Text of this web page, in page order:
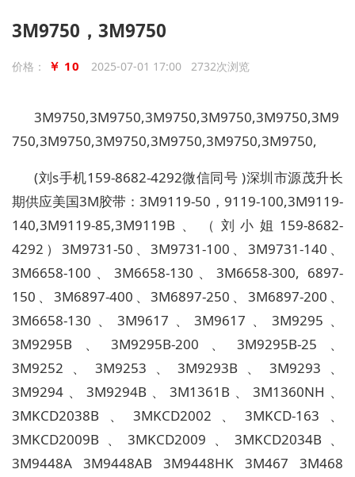
3M9750，3M9750
价格： ￥ 10 2025-07-01 17:00 2732次浏览
3M9750,3M9750,3M9750,3M9750,3M9750,3M9
750,3M9750,3M9750,3M9750,3M9750,3M9750,
(刘s手机159-8682-4292微信同号 )深圳市源茂升长
期供应美国3M胶带：3M9119-50，9119-100,3M9119-
140,3M9119-85,3M9119B、（刘小姐159-8682-
4292）3M9731-50、3M9731-100、3M9731-140、
3M6658-100、3M6658-130、3M6658-300, 6897-
150、3M6897-400、3M6897-250、3M6897-200、
3M6658-130、3M9617、3M9617、3M9295、
3M9295B、3M9295B-200、3M9295B-25、
3M9252、3M9253、3M9293B、3M9293、
3M9294、3M9294B、3M1361B、3M1360NH、
3MKCD2038B、3MKCD2002、3MKCD-163、
3MKCD2009B、3MKCD2009、3MKCD2034B、
3M9448A 3M9448AB 3M9448HK 3M467 3M468